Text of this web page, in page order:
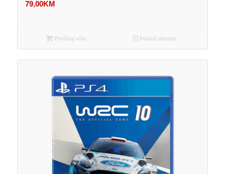
79,00KM
Pročitaj više Pokaži detalje